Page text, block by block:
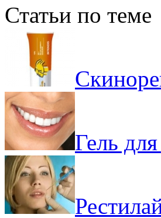
Статьи по теме
Гель